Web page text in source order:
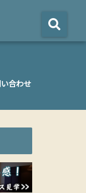
合わせ